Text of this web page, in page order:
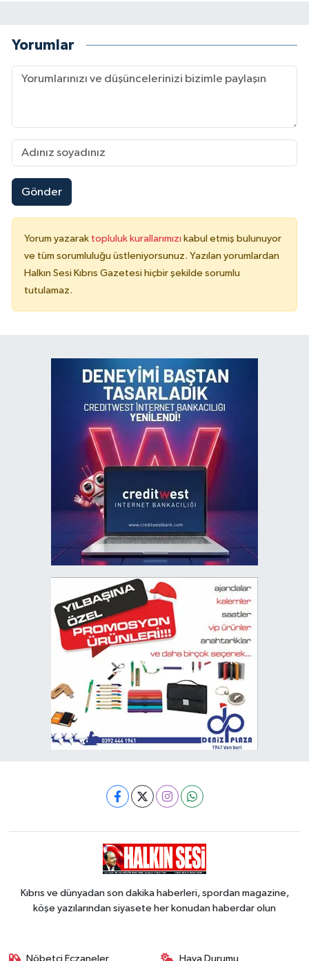
Yorumlar
Gönder
Yorum yazarak topluluk kurallarımızı kabul etmiş bulunuyor
ve tüm sorumluluğu üstleniyorsunuz. Yazılan yorumlardan
Halkın Sesi Kıbrıs Gazetesi hiçbir şekilde sorumlu
tutulamaz.
Kıbrıs ve dünyadan son dakika haberleri, spordan magazine,
köşe yazılarından siyasete her konudan haberdar olun
Nöbetçi Eczaneler Hava Durumu